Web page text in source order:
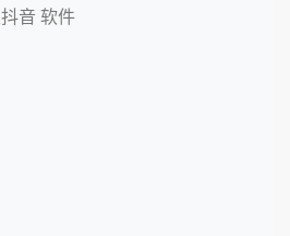
音 软件